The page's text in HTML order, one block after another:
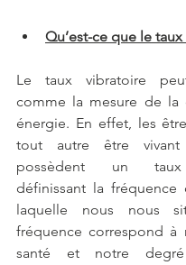
Qu’est-ce que le
Le taux vibratoire
comme la mesure de la
énergie. En effet, les
tout autre être
possèdent un taux
définissant la fréquence
laquelle nous nous
fréquence correspond à
santé et notre degré